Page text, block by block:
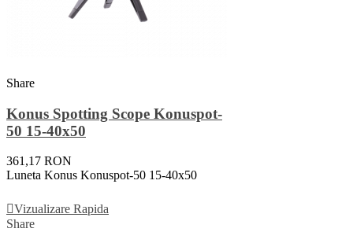
Share
Konus Spotting Scope Konuspot-
50 15-40x50
361,17 RON
Luneta Konus Konuspot-50 15-40x50
Vizualizare Rapida
Share